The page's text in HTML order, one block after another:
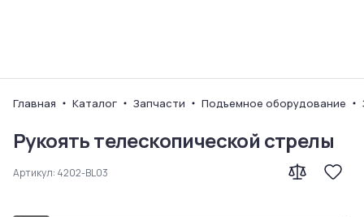
Главная Каталог Запчасти Подъемное оборудование
Рукоять телескопической стрелы
Артикул: 4202-BL03